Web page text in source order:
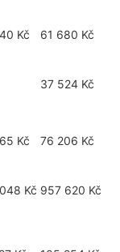
Kč 61 680 Kč
37 524 Kč
Kč 76 206 Kč
Kč 957 620 Kč